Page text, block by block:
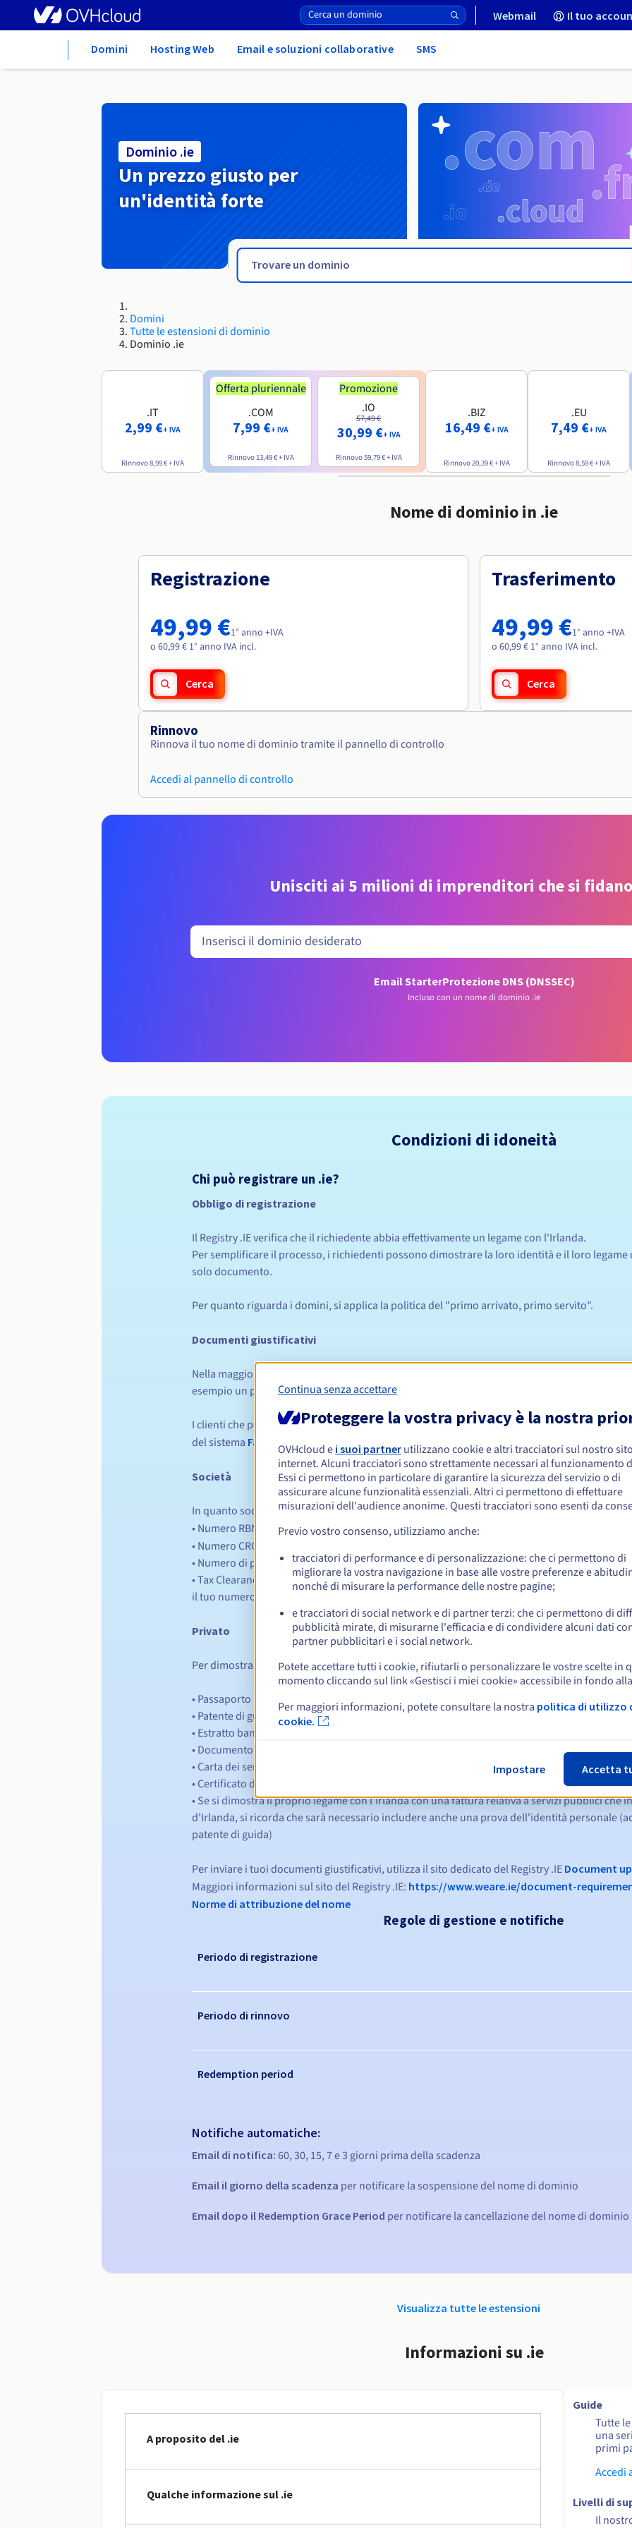
Webmail Il tuo
Domini Hosting Web Email e soluzioni collaborative SMS
Dominio .ie
Un prezzo giusto per
un'identità forte
Domini
Tutte le estensioni di dominio
Dominio .ie
.IT
2,99 €+ IVA
Rinnovo8,99 €+ IVA
Offerta pluriennale
.COM
7,99 €+ IVA
Rinnovo 13,49 €+ IVA
Promozione
.IO
57,49 €
30,99 €+ IVA
Rinnovo59,79 €+ IVA
.BIZ
16,49 €+ IVA
Rinnovo20,39 €+ IVA
.EU
7,49 €+ IVA
Rinnovo8,59 €+ IVA
Nome di dominio in .ie
Registrazione
49,99 €1° anno +IVA
o 60,99 € 1° anno IVA incl.
Cerca
Trasferimento
49,99 €1° anno +IVA
o 60,99 € 1° anno IVA incl.
Cerca
Rinnovo
Rinnova il tuo nome di dominio tramite il pannello di controllo
Accedi al pannello di controllo
Unisciti ai 5 milioni di imprenditori che si
Email StarterProtezione DNS (DNSSEC)
Incluso con un nome di dominio .ie
Condizioni di idoneità
Chi può registrare un .ie?
Obbligo di registrazione
Il Registry .IE verifica che il richiedente abbia effettivamente un legame con l'Irlanda.
Per semplificare il processo, i richiedenti possono dimostrare la loro identità e il loro legame
solo documento.
Per quanto riguarda i domini, si applica la politica del "primo arrivato, primo servito".
Documenti giustificativi
Nella maggior parte dei casi è necessario un solo documento per dimostrare l'identità e il
esempio un passaporto irlandese.
I clienti che possiedono già un dominio. ie non sono tenuti a fornire documenti giustificativi
del sistema FastPass .
Società
In quanto società o lavoratore autonomo, è necessario fornire uno solo dei seguenti
• Numero RBN - trova il tuoqui
• Numero CRO - trova il tuo
• Numero di partita IVA (società registrata nella Repubblica d'Irlanda/Irlanda del Nord)
• Tax Clearance Certificate rilasciato dai Revenue Commissioners irlandesi (o altro
il tuo numero di partita IVA)
Privato
Per dimostrare la tua identità e il tuo legame con l'Irlanda, è necessario fornire uno solo dei
• Passaporto irlandese
• Patente di guida irlandese/del Regno Unito (con un indirizzo sull'isola d'Irlanda)
• Estratto bancario della Repubblica d’Irlanda/dell’Irlanda del nord (con un indirizzo sull'isola
• Documento scolastico ufficiale (rilasciato da un istituto riconosciuto dal ministero
• Carta dei servizi pubblici rilasciata dal ministero della protezione sociale
• Certificato dei Revenue Commissioners irlandesi (indicante il numero PPS)
• Se si dimostra il proprio legame con l'Irlanda con una fattura relativa a servizi pubblici che
d'Irlanda, si ricorda che sarà necessario includere anche una prova dell'identità personale
patente di guida)
Per inviare i tuoi documenti giustificativi, utilizza il sito dedicato del Registry .IE Document
Maggiori informazioni sul sito del Registry .IE: https://www.weare.ie/document-
Norme di attribuzione del nome
Regole di gestione e notifiche
Periodo di registrazione
Periodo di rinnovo
Redemption period
Notifiche automatiche:
Email di notifica: 60, 30, 15, 7 e 3 giorni prima della scadenza
Email il giorno della scadenza per notificare la sospensione del nome di dominio
Email dopo il Redemption Grace Period per notificare la cancellazione del nome di dominio
Visualizza tutte le estensioni
Informazioni su .ie
A proposito del .ie
Qualche informazione sul .ie
Guide
Tutte
una
primi
Accedi
Livelli di
Il
Continua senza accettare
Proteggere la vostra privacy è la nostra
OVHcloud e i suoi partner utilizzano cookie e altri tracciatori sul nostro sito
internet. Alcuni tracciatori sono strettamente necessari al funzionamento
Essi ci permettono in particolare di garantire la sicurezza del servizio o di
assicurare alcune funzionalità essenziali. Altri ci permettono di effettuare
misurazioni dell'audience anonime. Questi tracciatori sono esenti da
Previo vostro consenso, utilizziamo anche:
tracciatori di performance e di personalizzazione: che ci permettono di
migliorare la vostra navigazione in base alle vostre preferenze e
nonché di misurare la performance delle nostre pagine;
e tracciatori di social network e di partner terzi: che ci permettono di
pubblicità mirate, di misurarne l'efficacia e di condividere alcuni dati
partner pubblicitari e i social network.
Potete accettare tutti i cookie, rifiutarli o personalizzare le vostre scelte in
momento cliccando sul link «Gestisci i miei cookie» accessibile in fondo
Per maggiori informazioni, potete consultare la nostra politica di utilizzo
cookie.
Impostare Accetta